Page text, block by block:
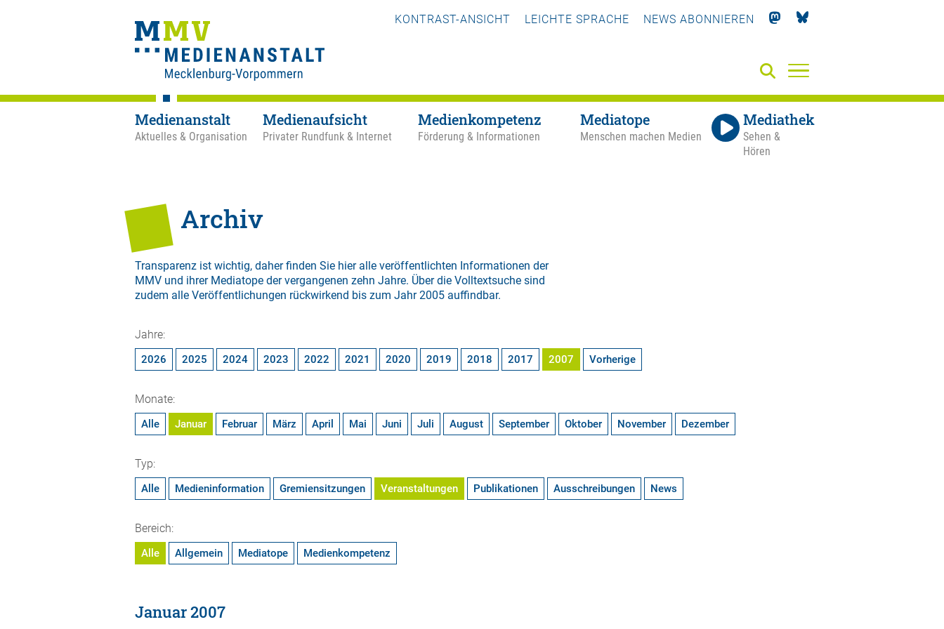
KONTRAST-ANSICHT LEICHTE SPRACHE NEWS ABONNIEREN
Medienanstalt
Aktuelles & Organisation
Medienaufsicht
Privater Rundfunk & Internet
Medienkompetenz
Förderung & Informationen
Mediatope
Menschen machen Medien
Mediathek
Sehen &
Hören
Archiv
Transparenz ist wichtig, daher finden Sie hier alle veröffentlichten Informationen der
MMV und ihrer Mediatope der vergangenen zehn Jahre. Über die Volltextsuche sind
zudem alle Veröffentlichungen rückwirkend bis zum Jahr 2005 auffindbar.
Jahre:
2026 2025 2024 2023 2022 2021 2020 2019 2018 2017 2007 Vorherige
Monate:
Alle Januar Februar März April Mai Juni Juli August September Oktober November Dezember
Typ:
Alle Medieninformation Gremiensitzungen Veranstaltungen Publikationen Ausschreibungen News
Bereich:
Alle Allgemein Mediatope Medienkompetenz
Januar 2007